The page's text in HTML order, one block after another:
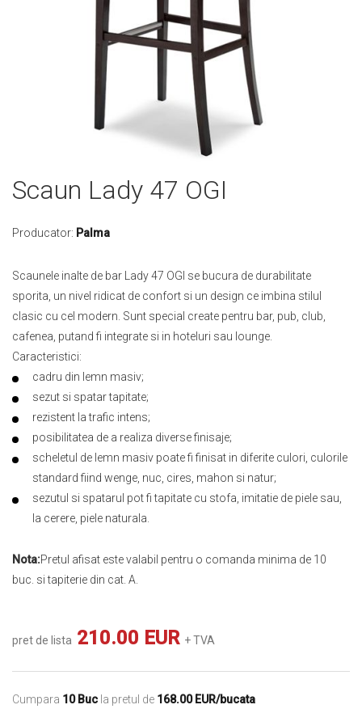
Scaun Lady 47 OGI
Producator: Palma
Scaunele inalte de bar Lady 47 OGI se bucura de durabilitate
sporita, un nivel ridicat de confort si un design ce imbina stilul
clasic cu cel modern. Sunt special create pentru bar, pub, club,
cafenea, putand fi integrate si in hoteluri sau lounge.
Caracteristici:
cadru din lemn masiv;
sezut si spatar tapitate;
rezistent la trafic intens;
posibilitatea de a realiza diverse finisaje;
scheletul de lemn masiv poate fi finisat in diferite culori, culorile
standard fiind wenge, nuc, cires, mahon si natur;
sezutul si spatarul pot fi tapitate cu stofa, imitatie de piele sau,
la cerere, piele naturala.
Nota:Pretul afisat este valabil pentru o comanda minima de 10
buc. si tapiterie din cat. A.
pret de lista 210.00 EUR + TVA
Cumpara 10 Buc la pretul de 168.00 EUR/bucata
Skip
to
beginning
images
gallery